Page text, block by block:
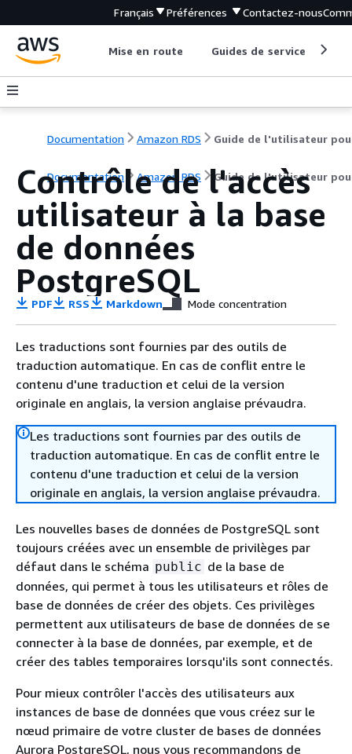
Français Préférences Contactez-nous
Mise en route Guides de service
Documentation Amazon RDS
Documentation Amazon RDS Guide de l'utilisateur
Contrôle de l'accès
utilisateur à la base
de données
PostgreSQL
PDF RSS Markdown Mode concentration
Les traductions sont fournies par des outils de
traduction automatique. En cas de conflit entre le
contenu d'une traduction et celui de la version
originale en anglais, la version anglaise prévaudra.
Les traductions sont fournies par des outils de
traduction automatique. En cas de conflit entre le
contenu d'une traduction et celui de la version
originale en anglais, la version anglaise prévaudra.
Les nouvelles bases de données de PostgreSQL sont
toujours créées avec un ensemble de privilèges par
défaut dans le schéma public de la base de
données, qui permet à tous les utilisateurs et rôles de
base de données de créer des objets. Ces privilèges
permettent aux utilisateurs de base de données de se
connecter à la base de données, par exemple, et de
créer des tables temporaires lorsqu'ils sont connectés.
Pour mieux contrôler l'accès des utilisateurs aux
instances de base de données que vous créez sur le
nœud primaire de votre cluster de bases de données
Aurora PostgreSQL, nous vous recommandons de